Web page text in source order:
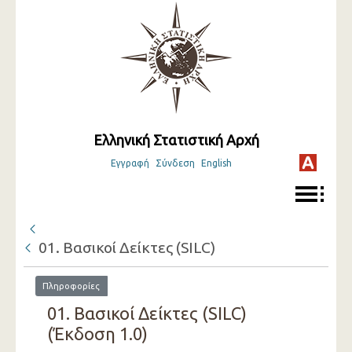
Ελληνική Στατιστική Αρχή
Εγγραφή Σύνδεση English
01. Βασικοί Δείκτες (SILC)
Πληροφορίες
01. Βασικοί Δείκτες (SILC)
(Έκδοση 1.0)